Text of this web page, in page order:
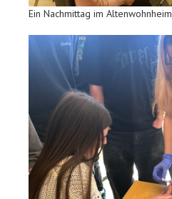
Ein Nachmittag im Altenwohnheim